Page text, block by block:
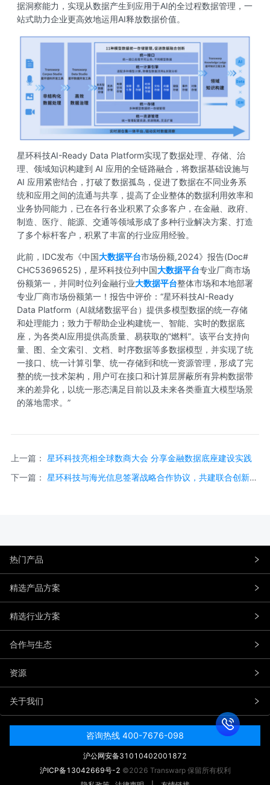
据洞察能力，实现从数据产生到应用于AI的全过程数据管理，一
站式助力企业更高效地运用AI释放数据价值。
星环科技AI-Ready Data Platform实现了数据处理、存储、治
理、领域知识构建到 AI 应用的全链路融合，将数据基础设施与
AI 应用紧密结合，打破了数据孤岛，促进了数据在不同业务系
统和应用之间的流通与共享，提高了企业整体的数据利用效率和
业务协同能力，已在各行各业积累了众多客户，在金融、政府、
制造、医疗、能源、交通等领域形成了多种行业解决方案、打造
了多个标杆客户，积累了丰富的行业应用经验。
此前，IDC发布《中国大数据平台市场份额,2024》报告(Doc#
CHC53696525)，星环科技位列中国大数据平台专业厂商市场
份额第一，并同时位列金融行业大数据平台整体市场和本地部署
专业厂商市场份额第一！报告中评价：“星环科技AI-Ready
Data Platform（AI就绪数据平台）提供多模型数据的统一存储
和处理能力；致力于帮助企业构建统一、智能、实时的数据底
座，为各类AI应用提供高质量、易获取的“燃料”。该平台支持向
量、图、全文索引、文档、时序数据等多数据模型，并实现了统
一接口、统一计算引擎、统一存储到和统一资源管理，形成了完
整的统一技术架构，用户可在接口和计算层屏蔽所有异构数据带
来的差异化，以统一形态满足目前以及未来各类垂直大模型场景
的落地需求。”
上一篇：
星环科技亮相全球数商大会 分享金融数据底座建设实践
下一篇：
星环科技与海光信息签署战略合作协议，共建联合创新中
热门产品
精选产品方案
精选行业方案
合作与生态
资源
关于我们
咨询热线 400-7676-098
沪公网安备31010402001872
沪ICP备13042669号-2 ©2026 Transwarp 保留所有权利